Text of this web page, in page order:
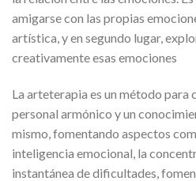
amigarse con las propias
artística, y en segundo lugar,
creativamente esas emociones
La arteterapia es un método para
personal armónico y un
mismo, fomentando aspectos
inteligencia emocional, la
instantánea de dificultades,